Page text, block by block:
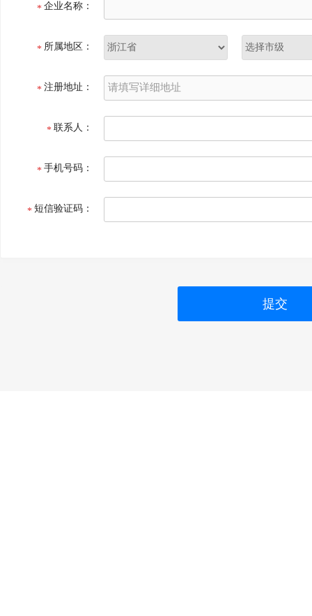
企业名称：
所属地区：
注册地址：
联系人：
手机号码：
短信验证码：
提交